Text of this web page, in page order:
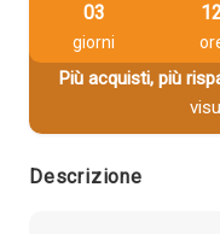
03
giorni
Più acquisti, più
Descrizione